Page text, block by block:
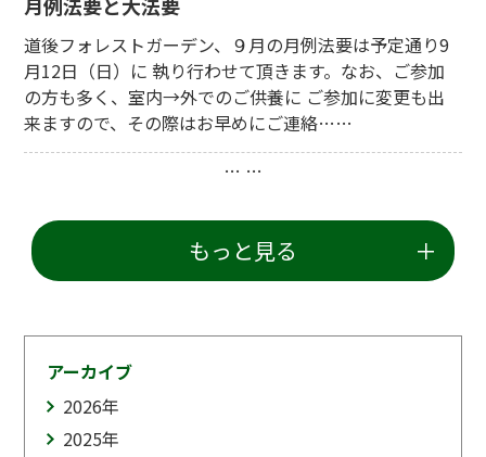
道後フォレストガーデン、９月の月例法要は予定通り9
月12日（日）に 執り行わせて頂きます。なお、ご参加
の方も多く、室内→外でのご供養に ご参加に変更も出
来ますので、その際はお早めにご連絡……
… …
もっと見る
アーカイブ
2026年
2025年